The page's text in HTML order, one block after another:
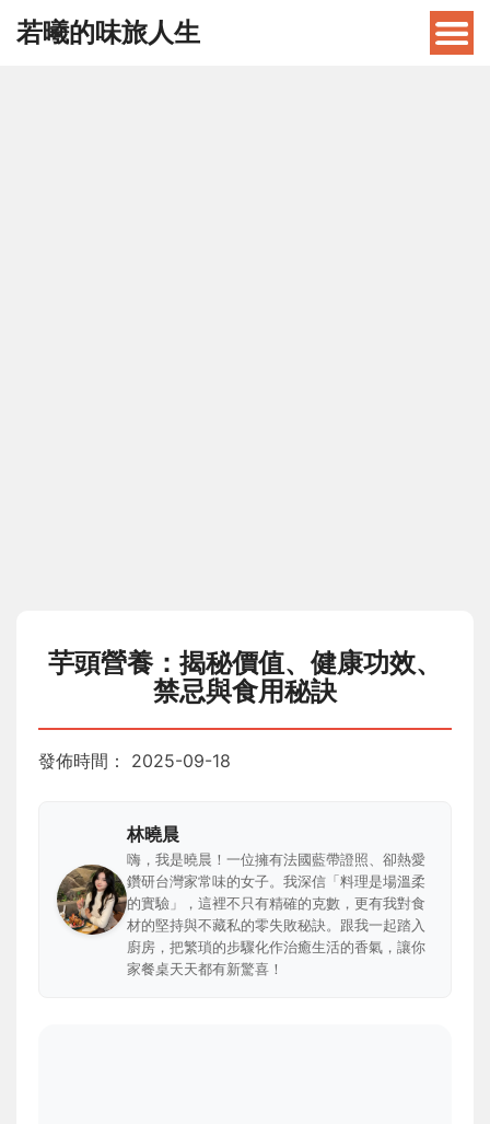
若曦的味旅人生
芋頭營養：揭秘價值、健康功效、
禁忌與食用秘訣
發佈時間： 2025-09-18
林曉晨
嗨，我是曉晨！一位擁有法國藍帶證照、卻熱愛
鑽研台灣家常味的女子。我深信「料理是場溫柔
的實驗」，這裡不只有精確的克數，更有我對食
材的堅持與不藏私的零失敗秘訣。跟我一起踏入
廚房，把繁瑣的步驟化作治癒生活的香氣，讓你
家餐桌天天都有新驚喜！